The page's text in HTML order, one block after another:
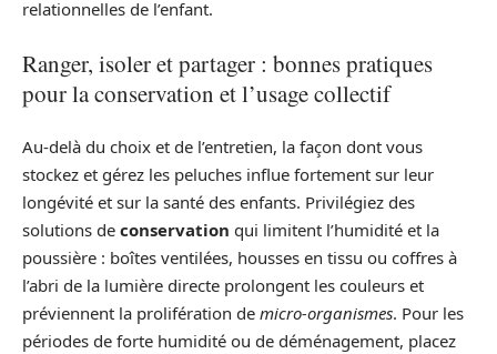
relationnelles de l’enfant.
Ranger, isoler et partager : bonnes pratiques
pour la conservation et l’usage collectif
Au-delà du choix et de l’entretien, la façon dont vous
stockez et gérez les peluches influe fortement sur leur
longévité et sur la santé des enfants. Privilégiez des
solutions de conservation qui limitent l’humidité et la
poussière : boîtes ventilées, housses en tissu ou coffres à
l’abri de la lumière directe prolongent les couleurs et
préviennent la prolifération de micro-organismes. Pour les
périodes de forte humidité ou de déménagement, placez